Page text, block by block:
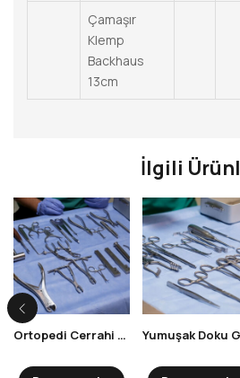
Çamaşır
Klemp
Backhaus
13cm
İlgili
Ortopedi Cerrahi Seti